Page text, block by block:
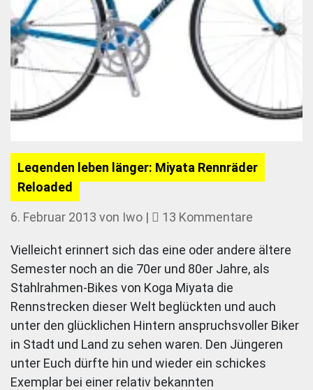
Legenden leben länger: Miyata Rennräder
Reloaded
6. Februar 2013 von Iwo | 13 Kommentare
leben
länger:
Rennräder
Reloaded
Vielleicht erinnert sich das eine oder andere ältere
Semester noch an die 70er und 80er Jahre, als
Stahlrahmen-Bikes von Koga Miyata die
Rennstrecken dieser Welt beglückten und auch
unter den glücklichen Hintern anspruchsvoller Biker
in Stadt und Land zu sehen waren. Den Jüngeren
unter Euch dürfte hin und wieder ein schickes
Exemplar bei einer relativ bekannten